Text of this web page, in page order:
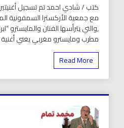
كتب / شادي احمد تم تسجيل
مع جمعية الأركسترا السمفونية
,والتي يترأسها الفنان والمايسترو
مطرب ومايسترو مغربي يغني أغنية
Read More